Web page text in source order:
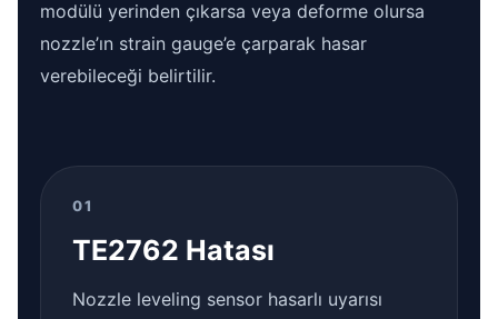
modülü yerinden çıkarsa veya deforme olursa
nozzle’ın strain gauge’e çarparak hasar
verebileceği belirtilir.
01
TE2762 Hatası
Nozzle leveling sensor hasarlı uyarısı